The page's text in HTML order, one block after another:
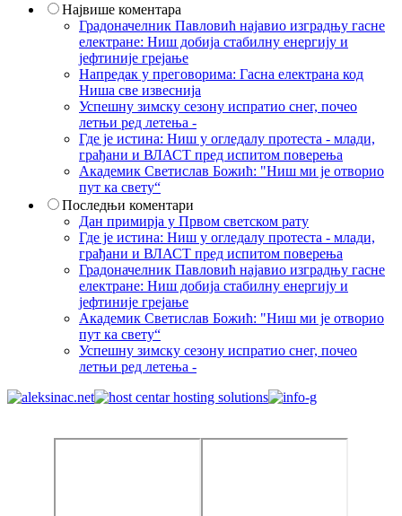
Највише коментара
Градоначелник Павловић најавио изградњу гасне
електране: Ниш добија стабилну енергију и
јефтиније грејање
Напредак у преговорима: Гасна електрана код
Ниша све извеснија
Успешну зимску сезону испратио снег, почео
летњи ред летења -
Где је истина: Ниш у огледалу протеста - млади,
грађани и ВЛАСТ пред испитом поверења
Академик Светислав Божић: "Ниш ми је отворио
пут ка свету“
Последњи коментари
Дан примирја у Првом светском рату
Где је истина: Ниш у огледалу протеста - млади,
грађани и ВЛАСТ пред испитом поверења
Градоначелник Павловић најавио изградњу гасне
електране: Ниш добија стабилну енергију и
јефтиније грејање
Академик Светислав Божић: "Ниш ми је отворио
пут ка свету“
Успешну зимску сезону испратио снег, почео
летњи ред летења -